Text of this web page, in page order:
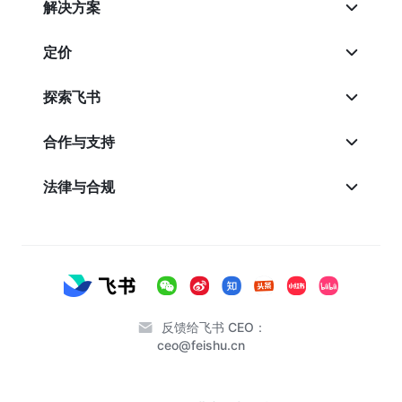
解决方案
定价
探索飞书
合作与支持
法律与合规
反馈给飞书 CEO：
ceo@feishu.cn